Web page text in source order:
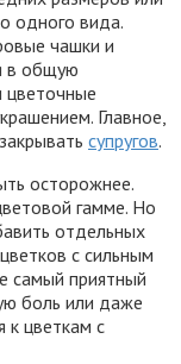
одного вида.
чашки и
в общую
цветочные
Главное,
супругов.
осторожнее.
гамме. Но
отдельных
с сильным
самый приятный
боль или даже
к цветкам с